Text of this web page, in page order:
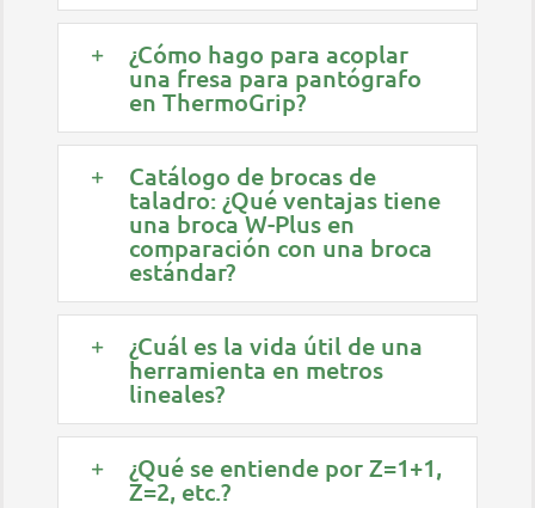
¿Cómo hago para acoplar
una fresa para pantógrafo
en ThermoGrip?
Catálogo de brocas de
taladro: ¿Qué ventajas tiene
una broca W-Plus en
comparación con una broca
estándar?
¿Cuál es la vida útil de una
herramienta en metros
lineales?
¿Qué se entiende por Z=1+1,
Z=2, etc.?